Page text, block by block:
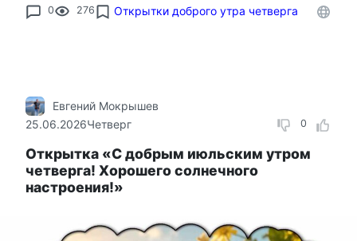
0 276 Открытки доброго утра четверга
0
Евгений Мокрышев
25.06.2026Четверг
Открытка «С добрым июльским утром
четверга! Хорошего солнечного
настроения!»